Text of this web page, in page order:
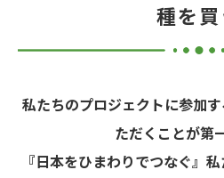
種を買
私たちのプロジェクトに参加
ただくことが第
『日本をひまわりでつなぐ』